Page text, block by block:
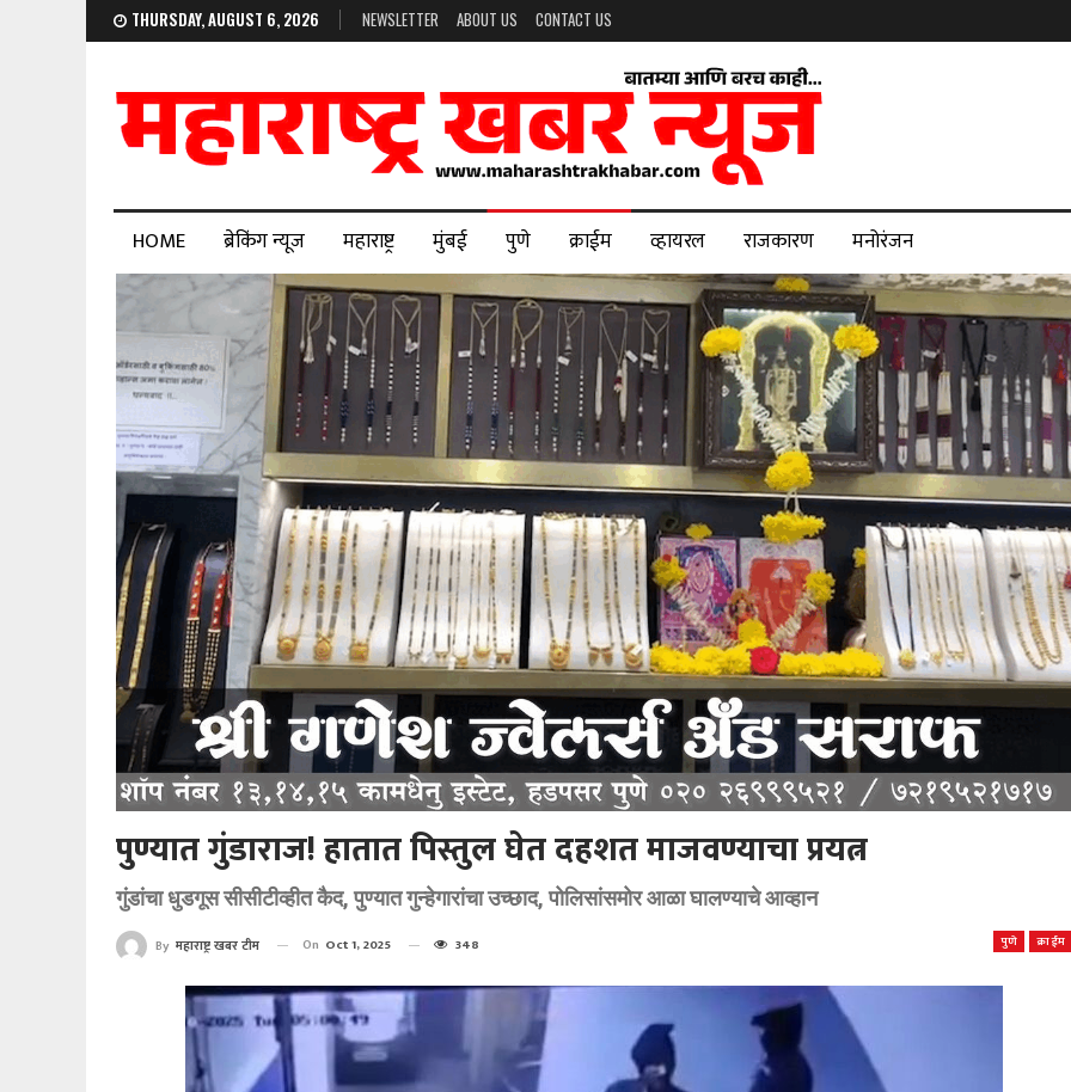
THURSDAY, AUGUST 6, 2026 NEWSLETTER ABOUT US CONTACT US
HOME ब्रेकिंग न्यूज महाराष्ट्र मुंबई पुणे क्राईम व्हायरल राजकारण मनोरंजन
पुण्यात गुंडाराज! हातात पिस्तुल घेत दहशत माजवण्याचा प्रयत्न
गुंडांचा धुडगूस सीसीटीव्हीत कैद, पुण्यात गुन्हेगारांचा उच्छाद, पोलिसांसमोर आळा घालण्याचे आव्हान
पुणे क्राईम
By महाराष्ट्र खबर टीम On Oct 1, 2025 348